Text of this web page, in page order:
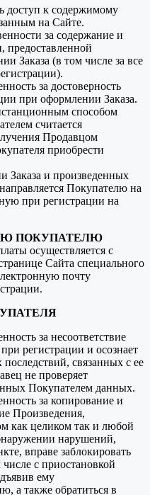
доступ к содержимому
на Сайте.
за содержание и
предоставленной
Заказа (в том числе за все
за достоверность
при оформлении Заказа.
способом
считается
Продавцом
приобрести
Заказа и произведенных
Покупателю на
при регистрации на
ПОКУПАТЕЛЮ
осуществляется с
Сайта специального
почту
за несоответствие
регистрации и осознает
связанных с ее
не проверяет
Покупателем данных.
за копирование и
Произведения,
как целиком так и любой
нарушений,
вправе заблокировать
с приостановкой
ему
а также обратиться в